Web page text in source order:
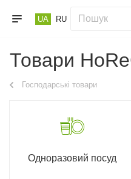
UA RU
Товари
Господарські товари
Одноразовий посуд